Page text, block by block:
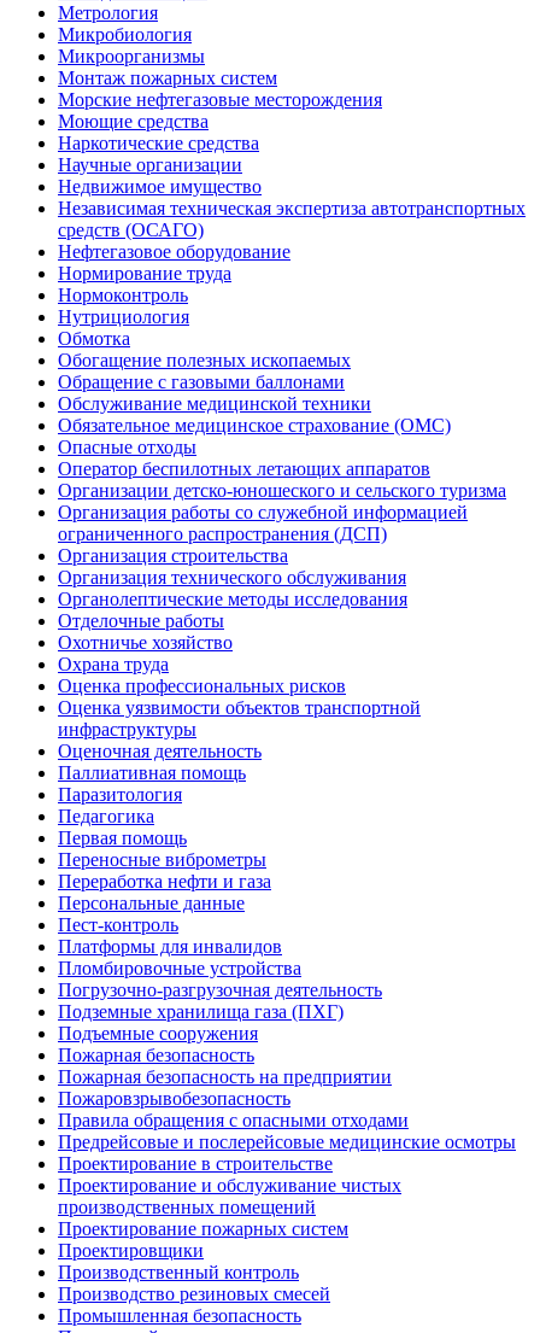
Метрология
Микробиология
Микроорганизмы
Монтаж пожарных систем
Морские нефтегазовые месторождения
Моющие средства
Наркотические средства
Научные организации
Недвижимое имущество
Независимая техническая экспертиза автотранспортных
средств (ОСАГО)
Нефтегазовое оборудование
Нормирование труда
Нормоконтроль
Нутрициология
Обмотка
Обогащение полезных ископаемых
Обращение с газовыми баллонами
Обслуживание медицинской техники
Обязательное медицинское страхование (ОМС)
Опасные отходы
Оператор беспилотных летающих аппаратов
Организации детско-юношеского и сельского туризма
Организация работы со служебной информацией
ограниченного распространения (ДСП)
Организация строительства
Организация технического обслуживания
Органолептические методы исследования
Отделочные работы
Охотничье хозяйство
Охрана труда
Оценка профессиональных рисков
Оценка уязвимости объектов транспортной
инфраструктуры
Оценочная деятельность
Паллиативная помощь
Паразитология
Педагогика
Первая помощь
Переносные виброметры
Переработка нефти и газа
Персональные данные
Пест-контроль
Платформы для инвалидов
Пломбировочные устройства
Погрузочно-разгрузочная деятельность
Подземные хранилища газа (ПХГ)
Подъемные сооружения
Пожарная безопасность
Пожарная безопасность на предприятии
Пожаровзрывобезопасность
Правила обращения с опасными отходами
Предрейсовые и послерейсовые медицинские осмотры
Проектирование в строительстве
Проектирование и обслуживание чистых
производственных помещений
Проектирование пожарных систем
Проектировщики
Производственный контроль
Производство резиновых смесей
Промышленная безопасность